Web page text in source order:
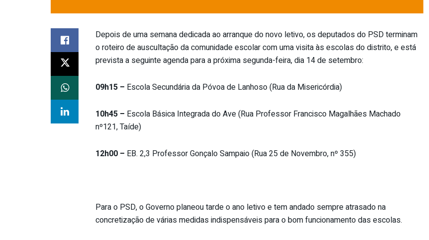
Depois de uma semana dedicada ao arranque do novo letivo, os deputados do PSD terminam
o roteiro de auscultação da comunidade escolar com uma visita às escolas do distrito, e está
prevista a seguinte agenda para a próxima segunda-feira, dia 14 de setembro:
09h15 – Escola Secundária da Póvoa de Lanhoso (Rua da Misericórdia)
10h45 – Escola Básica Integrada do Ave (Rua Professor Francisco Magalhães Machado
nº121, Taíde)
12h00 – EB. 2,3 Professor Gonçalo Sampaio (Rua 25 de Novembro, nº 355)
Para o PSD, o Governo planeou tarde o ano letivo e tem andado sempre atrasado na
concretização de várias medidas indispensáveis para o bom funcionamento das escolas.